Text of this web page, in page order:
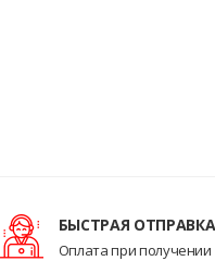
БЫСТРАЯ ОТПРАВКА
Оплата при получении